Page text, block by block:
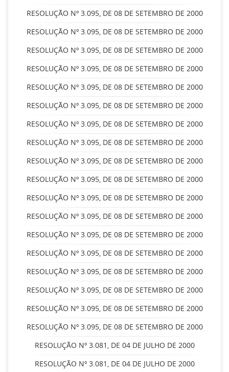
RESOLUÇÃO Nº 3.095, DE 08 DE SETEMBRO DE 2000
RESOLUÇÃO Nº 3.095, DE 08 DE SETEMBRO DE 2000
RESOLUÇÃO Nº 3.095, DE 08 DE SETEMBRO DE 2000
RESOLUÇÃO Nº 3.095, DE 08 DE SETEMBRO DE 2000
RESOLUÇÃO Nº 3.095, DE 08 DE SETEMBRO DE 2000
RESOLUÇÃO Nº 3.095, DE 08 DE SETEMBRO DE 2000
RESOLUÇÃO Nº 3.095, DE 08 DE SETEMBRO DE 2000
RESOLUÇÃO Nº 3.095, DE 08 DE SETEMBRO DE 2000
RESOLUÇÃO Nº 3.095, DE 08 DE SETEMBRO DE 2000
RESOLUÇÃO Nº 3.095, DE 08 DE SETEMBRO DE 2000
RESOLUÇÃO Nº 3.095, DE 08 DE SETEMBRO DE 2000
RESOLUÇÃO Nº 3.095, DE 08 DE SETEMBRO DE 2000
RESOLUÇÃO Nº 3.095, DE 08 DE SETEMBRO DE 2000
RESOLUÇÃO Nº 3.095, DE 08 DE SETEMBRO DE 2000
RESOLUÇÃO Nº 3.095, DE 08 DE SETEMBRO DE 2000
RESOLUÇÃO Nº 3.095, DE 08 DE SETEMBRO DE 2000
RESOLUÇÃO Nº 3.095, DE 08 DE SETEMBRO DE 2000
RESOLUÇÃO Nº 3.095, DE 08 DE SETEMBRO DE 2000
RESOLUÇÃO Nº 3.081, DE 04 DE JULHO DE 2000
RESOLUÇÃO Nº 3.081, DE 04 DE JULHO DE 2000